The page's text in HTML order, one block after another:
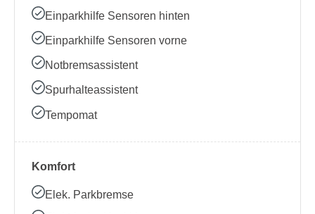
Einparkhilfe Sensoren hinten
Einparkhilfe Sensoren vorne
Notbremsassistent
Spurhalteassistent
Tempomat
Komfort
Elek. Parkbremse